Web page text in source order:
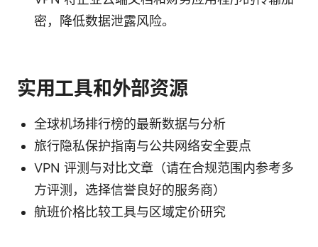
密，降低数据泄露风险。
实用工具和外部资源
全球机场排行榜的最新数据与分析
旅行隐私保护指南与公共网络安全要点
VPN 评测与对比文章（请在合规范围内参考多
方评测，选择信誉良好的服务商）
航班价格比较工具与区域定价研究